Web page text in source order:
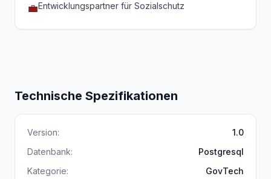
💼Entwicklungspartner für Sozialschutz
Technische Spezifikationen
Version:
1.0
Datenbank:
Postgresql
Kategorie:
GovTech